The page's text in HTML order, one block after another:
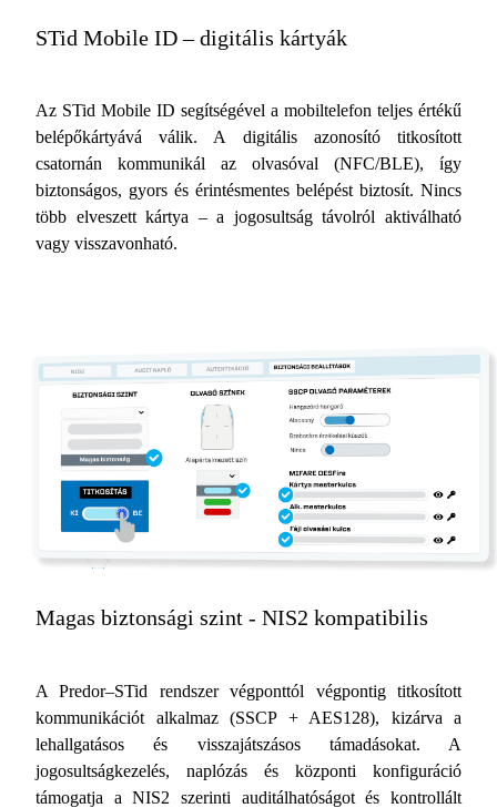
STid Mobile ID – digitális kártyák
Az STid Mobile ID segítségével a mobiltelefon teljes értékű
belépőkártyává válik. A digitális azonosító titkosított
csatornán kommunikál az olvasóval (NFC/BLE), így
biztonságos, gyors és érintésmentes belépést biztosít. Nincs
több elveszett kártya – a jogosultság távolról aktiválható
vagy visszavonható.
Magas biztonsági szint - NIS2 kompatibilis
A Predor–STid rendszer végponttól végpontig titkosított
kommunikációt alkalmaz (SSCP + AES128), kizárva a
lehallgatásos és visszajátszásos támadásokat. A
jogosultságkezelés, naplózás és központi konfiguráció
támogatja a NIS2 szerinti auditálhatóságot és kontrollált